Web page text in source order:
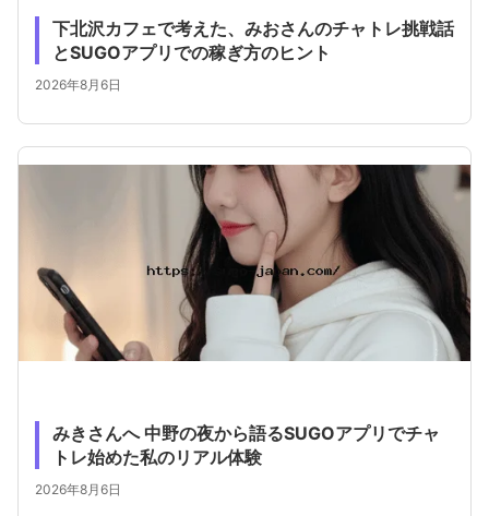
下北沢カフェで考えた、みおさんのチャトレ挑戦話
とSUGOアプリでの稼ぎ方のヒント
2026年8月6日
みきさんへ 中野の夜から語るSUGOアプリでチャ
トレ始めた私のリアル体験
2026年8月6日